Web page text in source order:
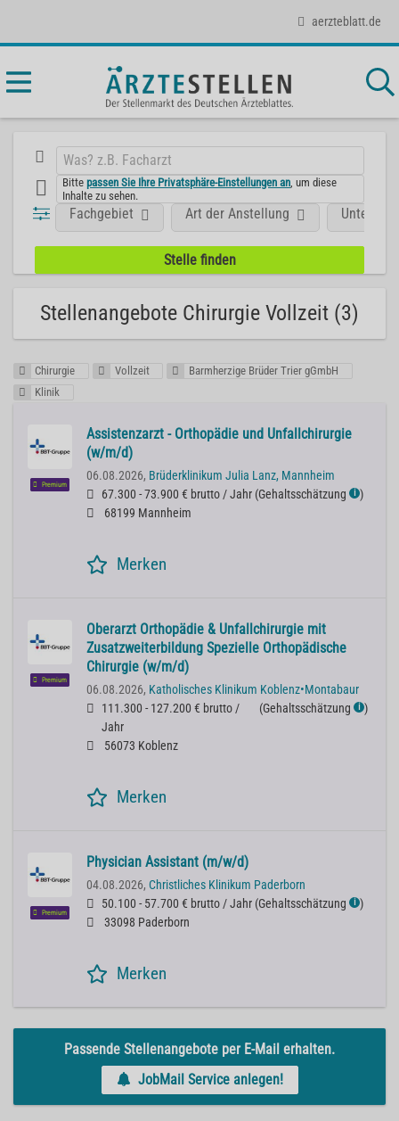
aerzteblatt.de
Bittepassen Sie Ihre Privatsphäre-Einstellungen an , um diese
Inhalte zu sehen.
Fachgebiet Art der Anstellung
Stellenangebote Chirurgie Vollzeit (3)
Chirurgie Vollzeit
Barmherzige Brüder Trier gGmbH
Klinik
Premium
Assistenzarzt - Orthopädie und Unfallchirurgie
(w/m/d)
06.08.2026, Brüderklinikum Julia Lanz, Mannheim
67.300 - 73.900 € brutto / Jahr (Gehaltsschätzung ℹ )
68199 Mannheim
Merken
Premium
Oberarzt Orthopädie & Unfallchirurgie mit
Zusatzweiterbildung Spezielle Orthopädische
Chirurgie (w/m/d)
06.08.2026, Katholisches Klinikum Koblenz•Montabaur
111.300 - 127.200 € brutto /
Jahr
(Gehaltsschätzung ℹ )
56073 Koblenz
Merken
Premium
Physician Assistant (m/w/d)
04.08.2026, Christliches Klinikum Paderborn
50.100 - 57.700 € brutto / Jahr (Gehaltsschätzung ℹ )
33098 Paderborn
Merken
Passende Stellenangebote per E-Mail erhalten.
JobMail Service anlegen!